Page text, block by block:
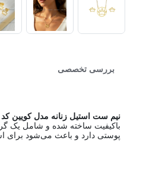
بررسی تخصصی
نیم ست استیل زنانه مدل کویین کد
باکیفیت ساخته شده و شامل یک
پوستی دارد و باعث می‌شود برای